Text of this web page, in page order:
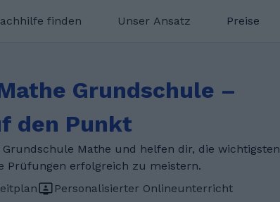
finden Unser Ansatz Preise
Grundschule –
den Punkt
Mathe und helfen dir, die wichtigsten
Prüfungen erfolgreich zu meistern.
Personalisierter Onlineunterricht